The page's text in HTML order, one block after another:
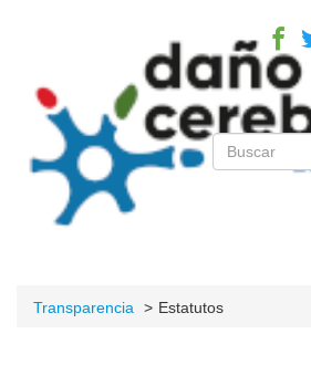
Transparencia Estatutos